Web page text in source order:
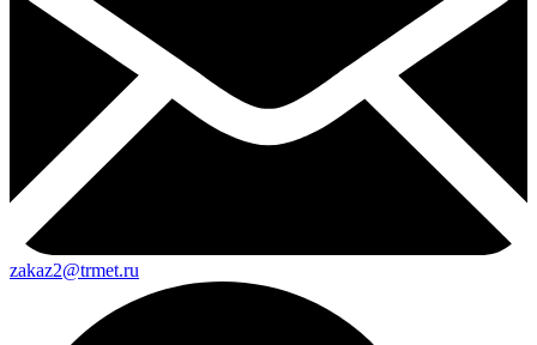
zakaz2@trmet.ru